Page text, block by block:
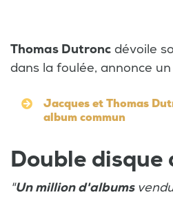
Thomas Dutronc dévoile
dans la foulée, annonce un
Jacques et Thomas
album commun
Double disque
"Un million d'albums